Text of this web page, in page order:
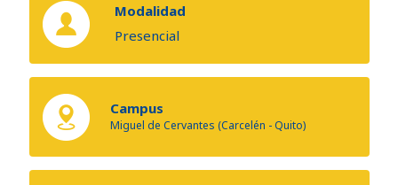
Modalidad
Presencial
Campus
Miguel de Cervantes (Carcelén - Quito)